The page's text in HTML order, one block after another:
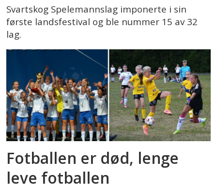
Svartskog Spelemannslag imponerte i sin
første landsfestival og ble nummer 15 av 32
lag.
Fotballen er død, lenge
leve fotballen